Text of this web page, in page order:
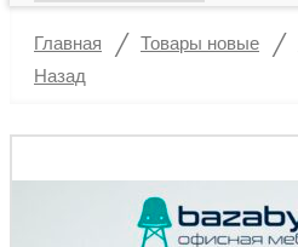
Главная / Товары новые /
Назад